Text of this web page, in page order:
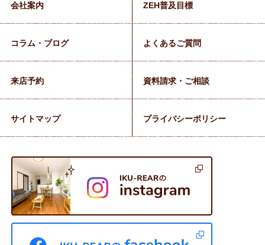
会社案内 ZEH普及目標
コラム・ブログ よくあるご質問
来店予約 資料請求・ご相談
サイトマップ プライバシーポリシー